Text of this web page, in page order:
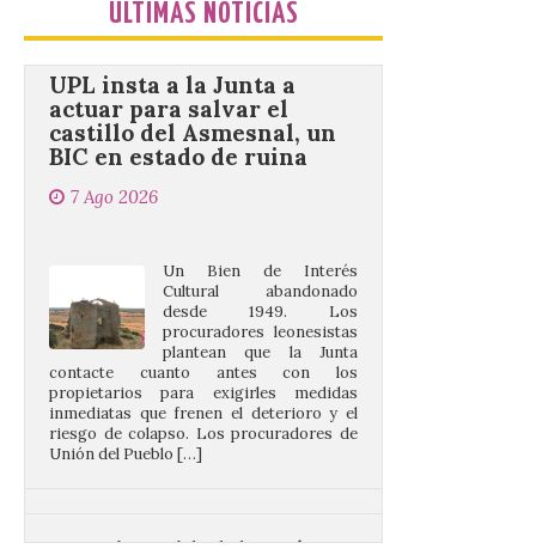
ÚLTIMAS NOTICIAS
UPL insta a la Junta a
actuar para salvar el
castillo del Asmesnal, un
BIC en estado de ruina
7 Ago 2026
desde 1949. Los
procuradores leonesistas
plantean que la Junta
contacte cuanto antes con los
propietarios para exigirles medidas
inmediatas que frenen el deterioro y el
riesgo de colapso. Los procuradores de
Unión del Pueblo […]
programación del evento